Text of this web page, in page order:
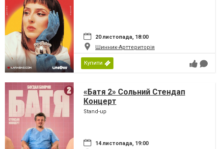
20 листопада, 18:00
Шинник-Арттериторія
Купити
«Батя 2» Сольний Стендап
Концерт
Stand-up
14 листопада, 19:00